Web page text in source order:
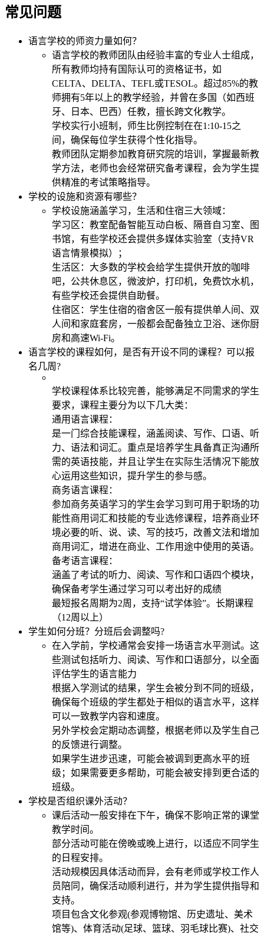
常见问题
语言学校的师资力量如何？
语言学校的教师团队由经验丰富的专业人士组成，
所有教师均持有国际认可的资格证书，如
CELTA、DELTA、TEFL或TESOL。超过85%的教
师拥有5年以上的教学经验，并曾在多国（如西班
牙、日本、巴西）任教，擅长跨文化教学。
学校实行小班制，师生比例控制在在1:10-15之
间，确保每位学生获得个性化指导。
教师团队定期参加教育研究院的培训，掌握最新教
学方法，老师也会经常研究备考课程，会为学生提
供精准的考试策略指导。
学校的设施和资源有哪些？
学校设施涵盖学习，生活和住宿三大领域：
学习区：教室配备智能互动白板、隔音自习室、图
书馆，有些学校还会提供多媒体实验室（支持VR
语言情景模拟）；
生活区：大多数的学校会给学生提供开放的咖啡
吧，公共休息区，微波炉，打印机，免费饮水机，
有些学校还会提供自助餐。
住宿区：学生住宿的宿舍区一般有提供单人间、双
人间和家庭套房，一般都会配备独立卫浴、迷你厨
房和高速Wi-Fi。
语言学校的课程如何，是否有开设不同的课程？可以报
名几周?
学校课程体系比较完善，能够满足不同需求的学生
要求，课程主要分为以下几大类：
通用语言课程：
是一门综合技能课程，涵盖阅读、写作、口语、听
力、语法和词汇。重点是培养学生具备真正沟通所
需的英语技能，并且让学生在实际生活情况下能放
心运用这些知识，提升学生的参与感。
商务语言课程：
参加商务英语学习的学生会学习到可用于职场的功
能性商用词汇和技能的专业选修课程，培养商业环
境必要的听、说、读、写的技巧，改善文法和增加
商用词汇，增进在商业、工作用途中使用的英语。
备考语言课程：
涵盖了考试的听力、阅读、写作和口语四个模块，
确保备考学生通过学习可以考出好的成绩
最短报名周期为2周，支持“试学体验”。长期课程
（12周以上）
学生如何分班？分班后会调整吗?
在入学前，学校通常会安排一场语言水平测试。这
些测试包括听力、阅读、写作和口语部分，以全面
评估学生的语言能力
根据入学测试的结果，学生会被分到不同的班级，
确保每个班级的学生都处于相似的语言水平，这样
可以一致教学内容和速度。
另外学校会定期动态调整，根据老师以及学生自己
的反馈进行调整。
如果学生进步迅速，可能会被调到更高水平的班
级；如果需要更多帮助，可能会被安排到更合适的
班级。
学校是否组织课外活动？
课后活动一般安排在下午，确保不影响正常的课堂
教学时间。
部分活动可能在傍晚或晚上进行，以适应不同学生
的日程安排。
活动规模因具体活动而异，会有老师或学校工作人
员陪同，确保活动顺利进行，并为学生提供指导和
支持。
项目包含文化参观(参观博物馆、历史遗址、美术
馆等)、体育活动(足球、篮球、羽毛球比赛)、社交